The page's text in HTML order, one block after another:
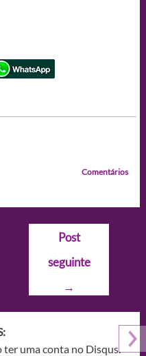
Comentários
Post
seguinte
→
ter uma conta no Disqus.